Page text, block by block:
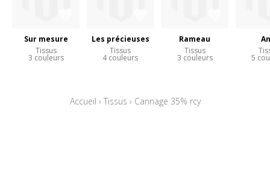
Sur mesure
Tissus
3 couleurs
Les précieuses
Tissus
4 couleurs
Rameau
Tissus
3 couleurs 5
Accueil › Tissus › Cannage 35% rcy